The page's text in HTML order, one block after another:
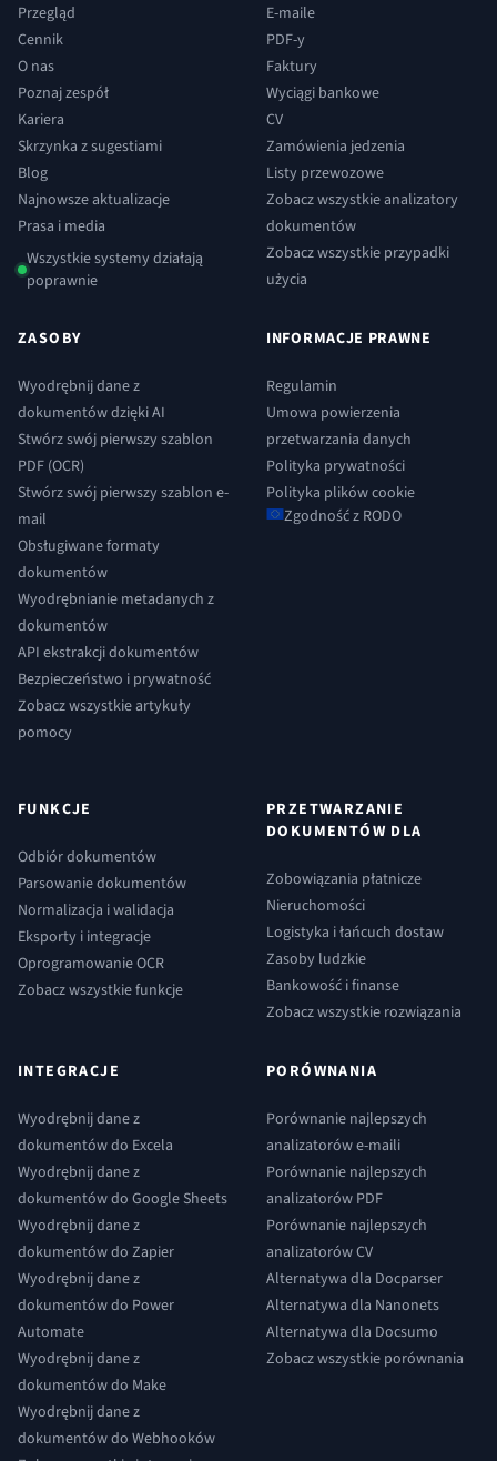
Przegląd
Cennik
O nas
Poznaj zespół
Kariera
Skrzynka z sugestiami
Blog
Najnowsze aktualizacje
Prasa i media
Wszystkie systemy działają
poprawnie
E-maile
PDF-y
Faktury
Wyciągi bankowe
CV
Zamówienia jedzenia
Listy przewozowe
Zobacz wszystkie analizatory
dokumentów
Zobacz wszystkie przypadki
użycia
ZASOBY
Wyodrębnij dane z
dokumentów dzięki AI
Stwórz swój pierwszy szablon
PDF (OCR)
Stwórz swój pierwszy szablon e-
mail
Obsługiwane formaty
dokumentów
Wyodrębnianie metadanych z
dokumentów
API ekstrakcji dokumentów
Bezpieczeństwo i prywatność
Zobacz wszystkie artykuły
pomocy
INFORMACJE PRAWNE
Regulamin
Umowa powierzenia
przetwarzania danych
Polityka prywatności
Polityka plików cookie
Zgodność z RODO
FUNKCJE
Odbiór dokumentów
Parsowanie dokumentów
Normalizacja i walidacja
Eksporty i integracje
Oprogramowanie OCR
Zobacz wszystkie funkcje
PRZETWARZANIE
DOKUMENTÓW DLA
Zobowiązania płatnicze
Nieruchomości
Logistyka i łańcuch dostaw
Zasoby ludzkie
Bankowość i finanse
Zobacz wszystkie rozwiązania
INTEGRACJE
Wyodrębnij dane z
dokumentów do Excela
Wyodrębnij dane z
dokumentów do Google Sheets
Wyodrębnij dane z
dokumentów do Zapier
Wyodrębnij dane z
dokumentów do Power
Automate
Wyodrębnij dane z
dokumentów do Make
Wyodrębnij dane z
dokumentów do Webhooków
PORÓWNANIA
Porównanie najlepszych
analizatorów e-maili
Porównanie najlepszych
analizatorów PDF
Porównanie najlepszych
analizatorów CV
Alternatywa dla Docparser
Alternatywa dla Nanonets
Alternatywa dla Docsumo
Zobacz wszystkie porównania